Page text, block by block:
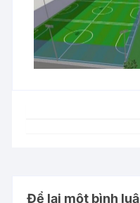
Để lại một bình